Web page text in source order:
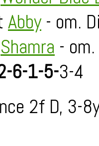
Abby- om.
Shamra -
6-1-5-3-4
2f D, 3-